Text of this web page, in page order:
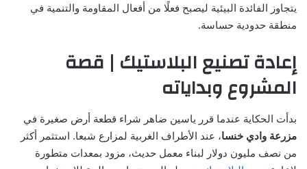
يتجاوز الفائدة البيئية ليصبح فعلًا من أفعال المقاومة والتنمية في
منطقة حدودية حساسة.
إعادة تصنيع البلاستيك | قصة
المشروع وبداياته
بدأت الحكاية عندما قرر ياسين ضاهر شراء قطعة أرض صغيرة في
مزرعة وادي خنسا، عند الأطراف الغربية لمزارع شبعا. استثمر أكثر
من نصف مليون دولار لبناء معمل حديث، مزود بمعدات متطورة